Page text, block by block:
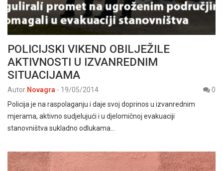
POLICIJSKI VIKEND OBILJEŽILE
AKTIVNOSTI U IZVANREDNIM
SITUACIJAMA
Autor Novagra - 19/05/2014
0
Policija je na raspolaganju i daje svoj doprinos u izvanrednim
mjerama, aktivno sudjelujući i u djelomičnoj evakuaciji
stanovništva sukladno odlukama…